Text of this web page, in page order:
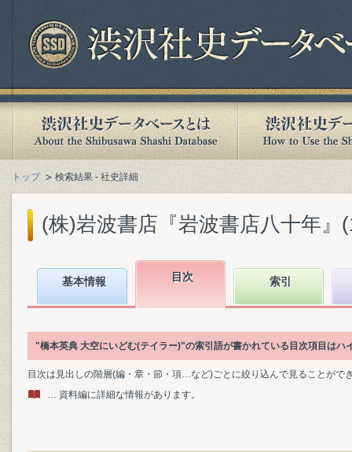
トップ 検索結果 - 社史詳細
(株)岩波書店『岩波書店八十年』
基本情報 目次 索引
"橋本英典 大空にいどむ(テイラー)"の索引語が書かれている目次項目はハ
目次は見出しの階層(編・章・節・項…など)ごとに絞り込んで見ることがで
… 資料編に詳細な情報があります。